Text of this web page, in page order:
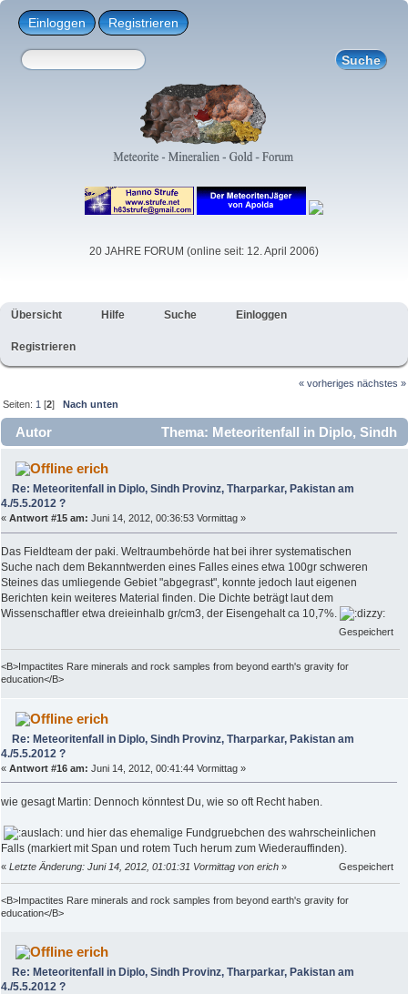
Einloggen Registrieren
20 JAHRE FORUM (online seit: 12. April 2006)
Übersicht Hilfe Suche Einloggen
Registrieren
« vorheriges nächstes »
Seiten: 1 [2]Nach unten
Autor
Thema: Meteoritenfall in Diplo, Sindh
Provinz, Tharparkar, Pakistan am 4./5.5.2012 ? (Gelesen
10162 mal)
erich
Re: Meteoritenfall in Diplo, Sindh Provinz, Tharparkar, Pakistan am
4./5.5.2012 ?
« Antwort #15 am: Juni 14, 2012, 00:36:53 Vormittag »
Das Fieldteam der paki. Weltraumbehörde hat bei ihrer systematischen
Suche nach dem Bekanntwerden eines Falles eines etwa 100gr schweren
Steines das umliegende Gebiet "abgegrast", konnte jedoch laut eigenen
Berichten kein weiteres Material finden. Die Dichte beträgt laut dem
Wissenschaftler etwa dreieinhalb gr/cm3, der Eisengehalt ca 10,7%.
Gespeichert
<B>Impactites Rare minerals and rock samples from beyond earth's gravity for
education</B>
erich
Re: Meteoritenfall in Diplo, Sindh Provinz, Tharparkar, Pakistan am
4./5.5.2012 ?
« Antwort #16 am: Juni 14, 2012, 00:41:44 Vormittag »
wie gesagt Martin: Dennoch könntest Du, wie so oft Recht haben.
und hier das ehemalige Fundgruebchen des wahrscheinlichen
Falls (markiert mit Span und rotem Tuch herum zum Wiederauffinden).
« Letzte Änderung: Juni 14, 2012, 01:01:31 Vormittag von erich » Gespeichert
<B>Impactites Rare minerals and rock samples from beyond earth's gravity for
education</B>
erich
Re: Meteoritenfall in Diplo, Sindh Provinz, Tharparkar, Pakistan am
4./5.5.2012 ?